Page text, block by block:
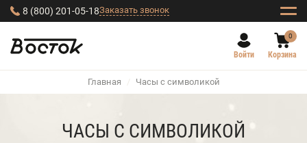
8 (800) 201-05-18Заказать звонок
Войти
0
Корзина
Главная / Часы с символикой
ЧАСЫ С СИМВОЛИКОЙ